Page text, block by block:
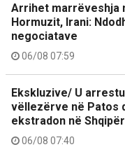
Arrihet marrëveshja
Hormuzit, Irani:
negociatave
06/08 07:59
Ekskluzive/ U
vëllezërve në Patos
ekstradon në
06/08 07:40